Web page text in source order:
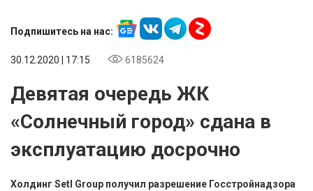
Подпишитесь на нас:
30.12.2020 | 17:15 6185624
Девятая очередь ЖК
«Солнечный город» сдана в
эксплуатацию досрочно
Холдинг Setl Group получил разрешение Госстройнадзора